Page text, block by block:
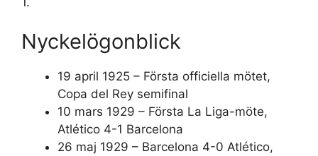
Nyckelögonblick
19 april 1925 – Första officiella mötet,
Copa del Rey semifinal
10 mars 1929 – Första La Liga-möte,
Atlético 4-1 Barcelona
26 maj 1929 – Barcelona 4-0 Atlético,